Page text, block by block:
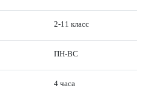
2-11 класс
ПН-ВС
4 часа